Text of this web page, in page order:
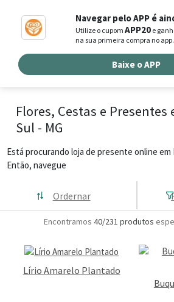
Navegar pelo APP é
Utilize o cupomAPP20 e
na sua primeira compra no app.
Baixe o APP
Busca de produtos
Buscar por endereço de entrega
Flores, Cestas e
Sul - MG
Está procurando loja de presente online em
Então, navegue
Ordernar
Encontramos 40/231 produtos
Lírio Amarelo Plantado